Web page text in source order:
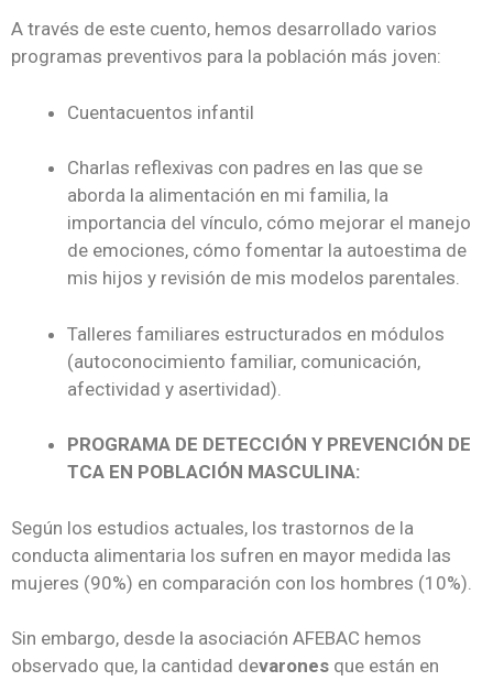
A través de este cuento, hemos desarrollado varios
programas preventivos para la población más joven:
Cuentacuentos infantil
Charlas reflexivas con padres en las que se
aborda la alimentación en mi familia, la
importancia del vínculo, cómo mejorar el manejo
de emociones, cómo fomentar la autoestima de
mis hijos y revisión de mis modelos parentales.
Talleres familiares estructurados en módulos
(autoconocimiento familiar, comunicación,
afectividad y asertividad).
PROGRAMA DE DETECCIÓN Y PREVENCIÓN DE
TCA EN POBLACIÓN MASCULINA:
Según los estudios actuales, los trastornos de la
conducta alimentaria los sufren en mayor medida las
mujeres (90%) en comparación con los hombres (10%).
Sin embargo, desde la asociación AFEBAC hemos
observado que, la cantidad devarones que están en